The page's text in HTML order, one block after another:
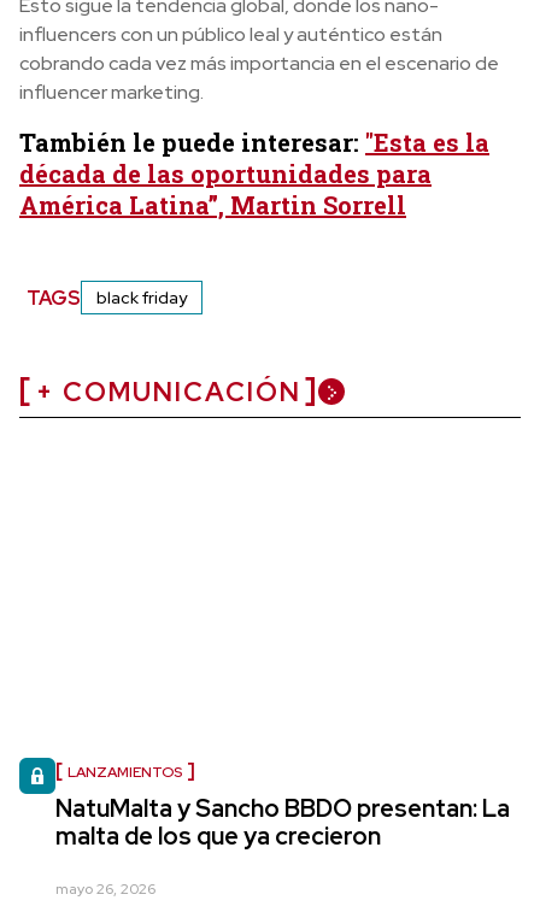
Esto sigue la tendencia global, donde los nano-
influencers con un público leal y auténtico están
cobrando cada vez más importancia en el escenario de
influencer marketing.
También le puede interesar: "Esta es la
década de las oportunidades para
América Latina”, Martin Sorrell
TAGS black friday
+ COMUNICACIÓN
LANZAMIENTOS
NatuMalta y Sancho BBDO presentan: La
malta de los que ya crecieron
mayo 26, 2026